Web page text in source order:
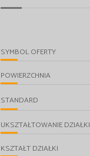
SYMBOL OFERTY
POWIERZCHNIA
STANDARD
UKSZTAŁTOWANIE DZIAŁKI
KSZTAŁT DZIAŁKI